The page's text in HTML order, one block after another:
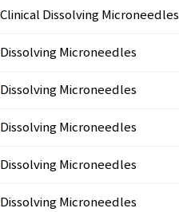
Clinical Dissolving Microneedles
Dissolving Microneedles
Dissolving Microneedles
Dissolving Microneedles
Dissolving Microneedles
Dissolving Microneedles